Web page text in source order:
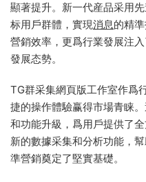
顯著提升。新一代産品采用
标用戶群體，實現消息的精
營銷效率，更爲行業發展注
發展态勢。
TG群采集網頁版工作室作爲
捷的操作體驗赢得市場青睐
和功能升級，爲用戶提供了
新的數據采集和分析功能，
準營銷奠定了堅實基礎。